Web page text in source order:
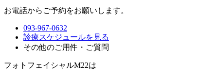
お電話からご予約をお願いします。
093-967-0632
診療スケジュールを見る
その他のご用件・ご質問
フォトフェイシャルM22は